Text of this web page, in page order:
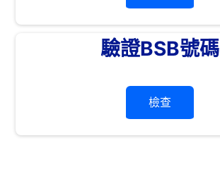
驗證BSB號碼
檢查